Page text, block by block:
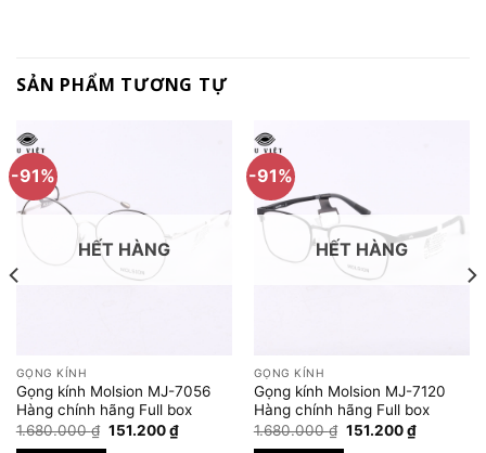
SẢN PHẨM TƯƠNG TỰ
-91%
HẾT HÀNG
GỌNG KÍNH
Gọng kính Molsion MJ-7056
Hàng chính hãng Full box
1.680.000₫ Giá
gốc
151.200₫Giá
hiện
-91%
HẾT HÀNG
GỌNG KÍNH
Gọng kính Molsion MJ-7120
Hàng chính hãng Full box
1.680.000₫ Giá
gốc
151.200₫Giá
hiện